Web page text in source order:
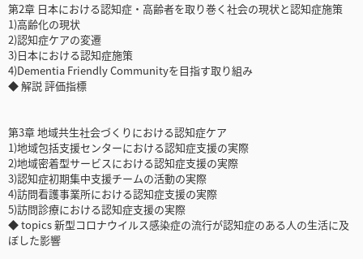
第2章 日本における認知症・高齢者を取り巻く社会の現状と認知症施策
1)高齢化の現状
2)認知症ケアの変遷
3)日本における認知症施策
4)Dementia Friendly Communityを目指す取り組み
◆ 解説 評価指標
第3章 地域共生社会づくりにおける認知症ケア
1)地域包括支援センターにおける認知症支援の実際
2)地域密着型サービスにおける認知症支援の実際
3)認知症初期集中支援チームの活動の実際
4)訪問看護事業所における認知症支援の実際
5)訪問診療における認知症支援の実際
◆ topics 新型コロナウイルス感染症の流行が認知症のある人の生活に及
ぼした影響